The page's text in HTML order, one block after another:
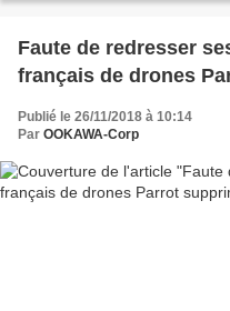
Faute de redresser
français de drones
Publié le 26/11/2018 à 10:14
Par OOKAWA-Corp